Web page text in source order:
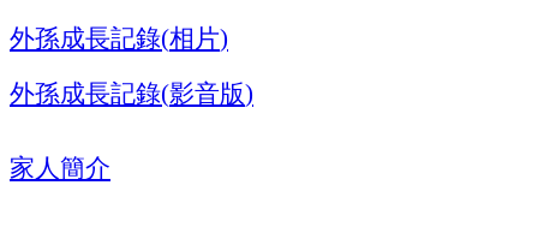
外孫成長記錄(相片)
外孫成長記錄(影音版)
家人簡介